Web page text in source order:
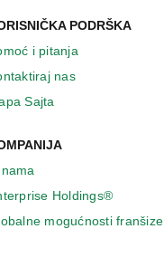
PODRŠKA
i pitanja
nas
Sajta
Holdings®
mogućnosti franšize